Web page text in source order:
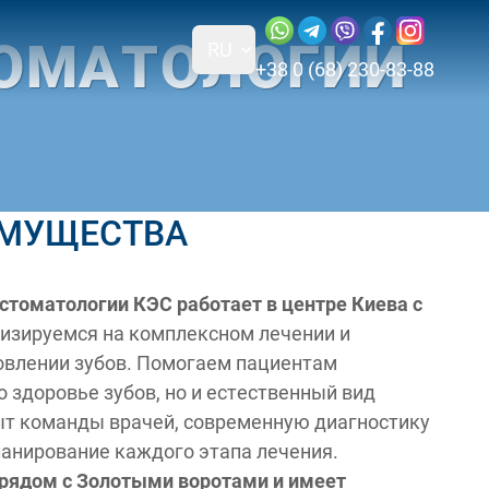
Наши социальныеПосетите
+38 0 (68) 230-83-88
КЭС работает в центре Киева с
на комплексном лечении и
зубов. Помогаем пациентам
здоровье зубов, но и естественный вид
команды врачей, современную диагностику
каждого этапа лечения.
с Золотыми воротами и имеет